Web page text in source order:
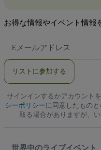
お得な情報やイベント情報
メ
ア
ス
リストに参加する
サインインするかアカウント
シーポリシーに同意したもの
取る場合がありますが、
世界中のライブイベント